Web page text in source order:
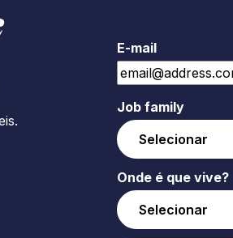
E-mail
Job family
Onde é que vive?